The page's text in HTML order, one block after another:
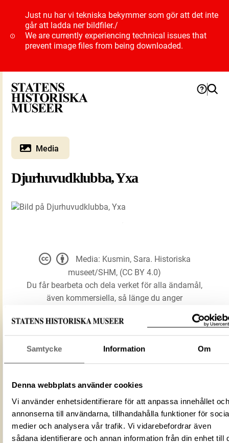
Samtycke Information Om
Denna webbplats använder cookies
Vi använder enhetsidentifierare för att anpassa innehållet och
annonserna till användarna, tillhandahålla funktioner för
medier och analysera vår trafik. Vi vidarebefordrar även
sådana identifierare och annan information från din enhet till
Just nu har vi tekniska bekymmer som gör att det inte
går att ladda ner bildfiler./
We are currently experiencing technical issues that
prevent image files from being downloaded.
Media
Djurhuvudklubba, Yxa
Förmålsbenämning
Djurhuvudklubba
Yxa
Föremålsnummer
95224_HST
ID‑nummer
ECCBEE41-63AE-4432-879E-
Media: Kusmin, Sara. Historiska
museet/SHM, (CC BY 4.0)
Du får bearbeta och dela verket för alla ändamål,
även kommersiella, så länge du anger
LADDA NER MEDIA